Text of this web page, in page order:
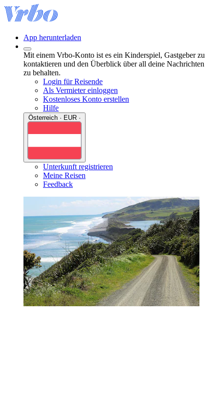
App herunterladen
Mit einem Vrbo-Konto ist es ein Kinderspiel, Gastgeber zu
kontaktieren und den Überblick über all deine Nachrichten
zu behalten.
Login für Reisende
Als Vermieter einloggen
Kostenloses Konto erstellen
Hilfe
Unterkunft registrieren
Meine Reisen
Feedback